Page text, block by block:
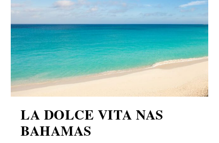
LA DOLCE VITA NAS
BAHAMAS